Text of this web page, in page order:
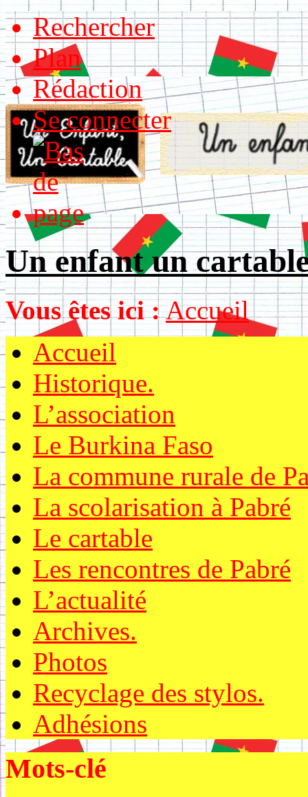
Rechercher
Plan
Rédaction
Se connecter
Un enfant un
Vous êtes ici :Accueil
Accueil
Historique.
L’association
Le Burkina Faso
La commune rurale de
La scolarisation à Pabré
Le cartable
Les rencontres de Pabré
L’actualité
Archives.
Photos
Recyclage des stylos.
Adhésions
Mots-clé